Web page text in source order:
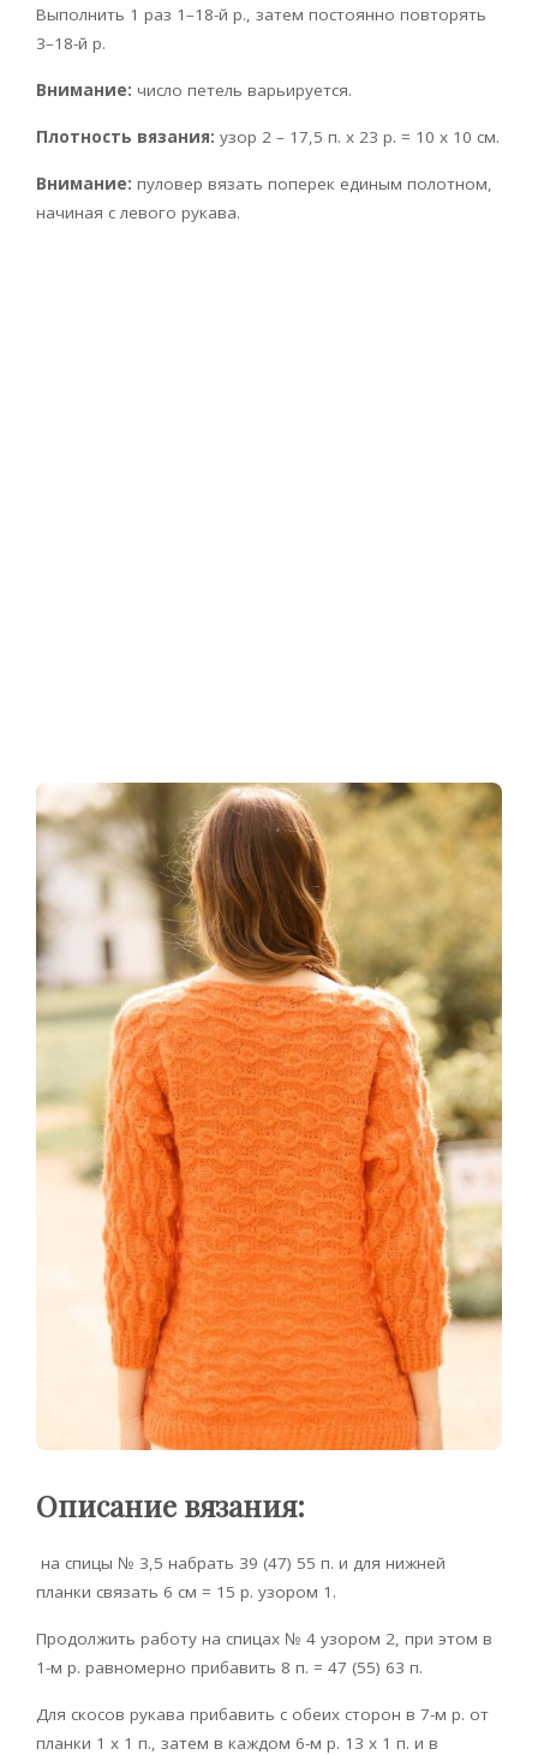
Выполнить 1 раз 1–18-й р., затем постоянно повторять
3–18-й р.
Внимание: число петель варьируется.
Плотность вязания: узор 2 – 17,5 п. х 23 р. = 10 x 10 см.
Внимание: пуловер вязать поперек единым полотном,
начиная с левого рукава.
Описание вязания:
на спицы № 3,5 набрать 39 (47) 55 п. и для нижней
планки связать 6 см = 15 р. узором 1.
Продолжить работу на спицах № 4 узором 2, при этом в
1-м р. равномерно прибавить 8 п. = 47 (55) 63 п.
Для скосов рукава прибавить с обеих сторон в 7-м р. от
планки 1 x 1 п., затем в каждом 6-м р. 13 x 1 п. и в